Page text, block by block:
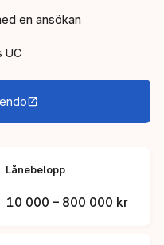
en ansökan
UC
Lånebelopp
10 000 – 800 000 kr